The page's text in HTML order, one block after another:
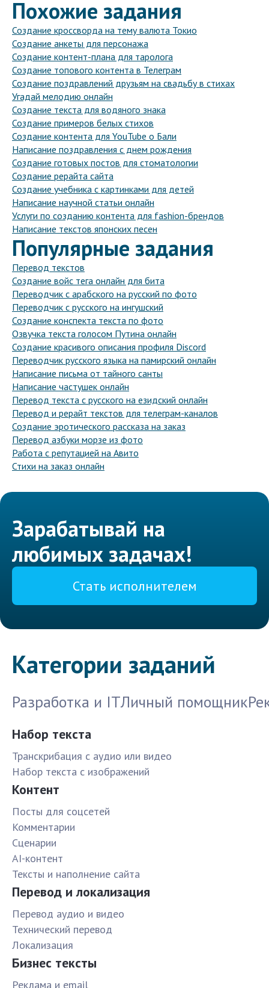
Похожие задания
Создание кроссворда на тему валюта Токио
Создание анкеты для персонажа
Создание контент-плана для таролога
Создание топового контента в Телеграм
Создание поздравлений друзьям на свадьбу в стихах
Угадай мелодию онлайн
Создание текста для водяного знака
Создание примеров белых стихов
Создание контента для YouTube о Бали
Написание поздравления с днем рождения
Создание готовых постов для стоматологии
Создание рерайта сайта
Создание учебника с картинками для детей
Написание научной статьи онлайн
Услуги по созданию контента для fashion-брендов
Написание текстов японских песен
Популярные задания
Перевод текстов
Создание войс тега онлайн для бита
Переводчик с арабского на русский по фото
Переводчик с русского на ингушский
Создание конспекта текста по фото
Озвучка текста голосом Путина онлайн
Создание красивого описания профиля Discord
Переводчик русского языка на памирский онлайн
Написание письма от тайного санты
Написание частушек онлайн
Перевод текста с русского на езидский онлайн
Перевод и рерайт текстов для телеграм-каналов
Создание эротического рассказа на заказ
Перевод азбуки морзе из фото
Работа с репутацией на Авито
Стихи на заказ онлайн
Зарабатывай на
любимых задачах!
Стать исполнителем
Категории заданий
Разработка и ITЛичный помощник
Набор текста
Транскрибация с аудио или видео
Набор текста с изображений
Контент
Посты для соцсетей
Комментарии
Сценарии
AI-контент
Тексты и наполнение сайта
Перевод и локализация
Перевод аудио и видео
Технический перевод
Локализация
Бизнес тексты
Реклама и email